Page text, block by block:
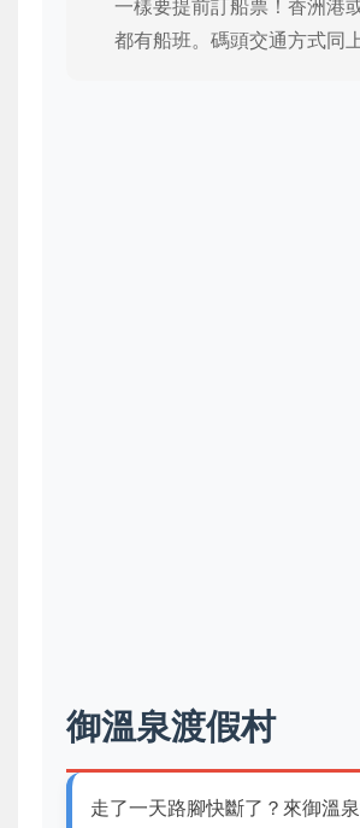
一樣要提前訂船票！香洲港
都有船班。碼頭交通方式同上
御溫泉渡假村
走了一天路腳快斷了？來御溫